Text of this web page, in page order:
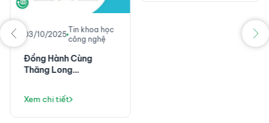
03/10/2025
Tin khoa học
công nghệ
Đồng Hành Cùng
Thăng Long
Chỉ Là Máy Lọc Nước,
Mà Là Giải Pháp Vận
Hành Phòng Thí
Xem chi tiết